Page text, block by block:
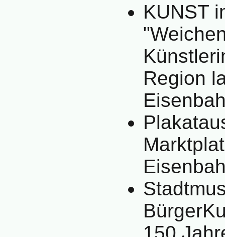
KUNST
Region
150